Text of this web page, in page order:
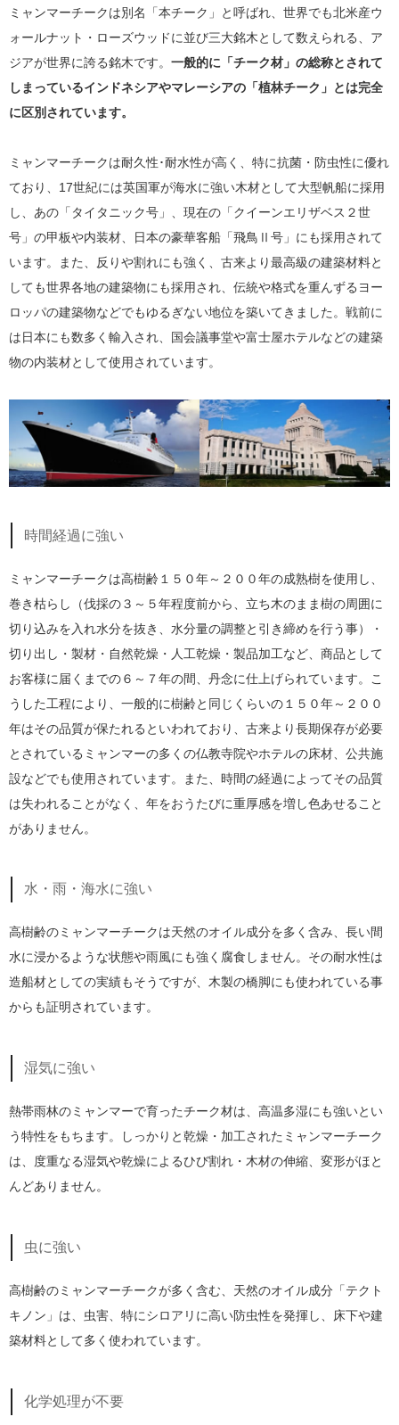
ミャンマーチークは別名「本チーク」と呼ばれ、世界でも北米産ウ
ォールナット・ローズウッドに並び三大銘木として数えられる、ア
ジアが世界に誇る銘木です。 一般的に「チーク材」の総称とされて
しまっているインドネシアやマレーシアの「植林チーク」とは完全
に区別されています。
ミャンマーチークは耐久性･耐水性が高く、特に抗菌・防虫性に優れ
ており、17世紀には英国軍が海水に強い木材として大型帆船に採用
し、あの「タイタニック号」、現在の「クイーンエリザベス２世
号」の甲板や内装材、日本の豪華客船「飛鳥Ⅱ号」にも採用されて
います。また、反りや割れにも強く、古来より最高級の建築材料と
しても世界各地の建築物にも採用され、伝統や格式を重んずるヨー
ロッパの建築物などでもゆるぎない地位を築いてきました。戦前に
は日本にも数多く輸入され、国会議事堂や富士屋ホテルなどの建築
物の内装材として使用されています。
時間経過に強い
ミャンマーチークは高樹齢１５０年～２００年の成熟樹を使用し、
巻き枯らし（伐採の３～５年程度前から、立ち木のまま樹の周囲に
切り込みを入れ水分を抜き、水分量の調整と引き締めを行う事）・
切り出し・製材・自然乾燥・人工乾燥・製品加工など、商品として
お客様に届くまでの６～７年の間、丹念に仕上げられています。こ
うした工程により、一般的に樹齢と同じくらいの１５０年～２００
年はその品質が保たれるといわれており、古来より長期保存が必要
とされているミャンマーの多くの仏教寺院やホテルの床材、公共施
設などでも使用されています。また、時間の経過によってその品質
は失われることがなく、年をおうたびに重厚感を増し色あせること
がありません。
水・雨・海水に強い
高樹齢のミャンマーチークは天然のオイル成分を多く含み、長い間
水に浸かるような状態や雨風にも強く腐食しません。その耐水性は
造船材としての実績もそうですが、木製の橋脚にも使われている事
からも証明されています。
湿気に強い
熱帯雨林のミャンマーで育ったチーク材は、高温多湿にも強いとい
う特性をもちます。しっかりと乾燥・加工されたミャンマーチーク
は、度重なる湿気や乾燥によるひび割れ・木材の伸縮、変形がほと
んどありません。
虫に強い
高樹齢のミャンマーチークが多く含む、天然のオイル成分「テクト
キノン」は、虫害、特にシロアリに高い防虫性を発揮し、床下や建
築材料として多く使われています。
化学処理が不要